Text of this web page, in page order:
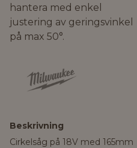
hantera med enkel
justering av geringsvinkel
på max 50°.
Beskrivning
Cirkelsåg på 18V med 165mm